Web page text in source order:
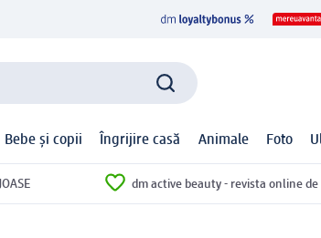
Bebe și copii Îngrijire casă Animale Foto
dm active beauty - revista online de